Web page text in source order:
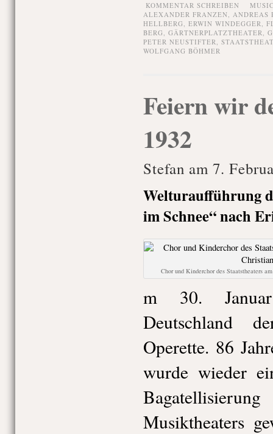
KOMMENTAR SCHREIBEN
ALEXANDER FRANZEN, ANDREAS
HELLBERG, ERWIN WINDEGGER,
BERG, GÄRTNERPLATZTHEATER,
PETER NEUSTIFTER,
WOLFGANG BÖHMER
Feiern wir
1932
Stefan am 7.
Welturaufführung
im Schnee“ nach
Chor und Kinderchor des Staatstheaters
m 30.
Deutschland
Operette. 86
wurde wieder
Musiktheaters